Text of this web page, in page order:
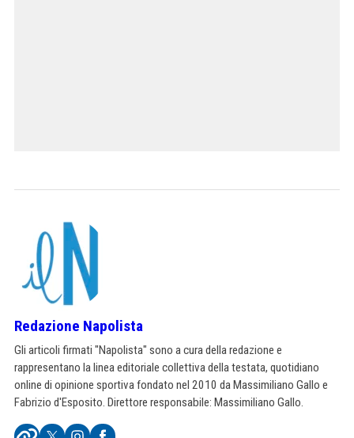
Redazione Napolista
Gli articoli firmati "Napolista" sono a cura della redazione e
rappresentano la linea editoriale collettiva della testata, quotidiano
online di opinione sportiva fondato nel 2010 da Massimiliano Gallo e
Fabrizio d'Esposito. Direttore responsabile: Massimiliano Gallo.